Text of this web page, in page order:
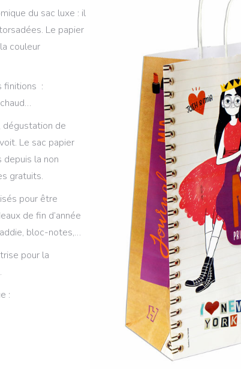
du sac luxe : il
Le papier
couleur
finitions :
dégustation de
Le sac papier
la non
gratuits.
pour être
de fin d’année
bloc-notes,…
pour la
: